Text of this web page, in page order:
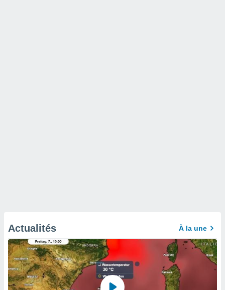
Actualités À la une